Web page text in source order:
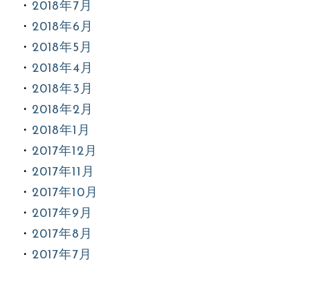
2018年7月
2018年6月
2018年5月
2018年4月
2018年3月
2018年2月
2018年1月
2017年12月
2017年11月
2017年10月
2017年9月
2017年8月
2017年7月